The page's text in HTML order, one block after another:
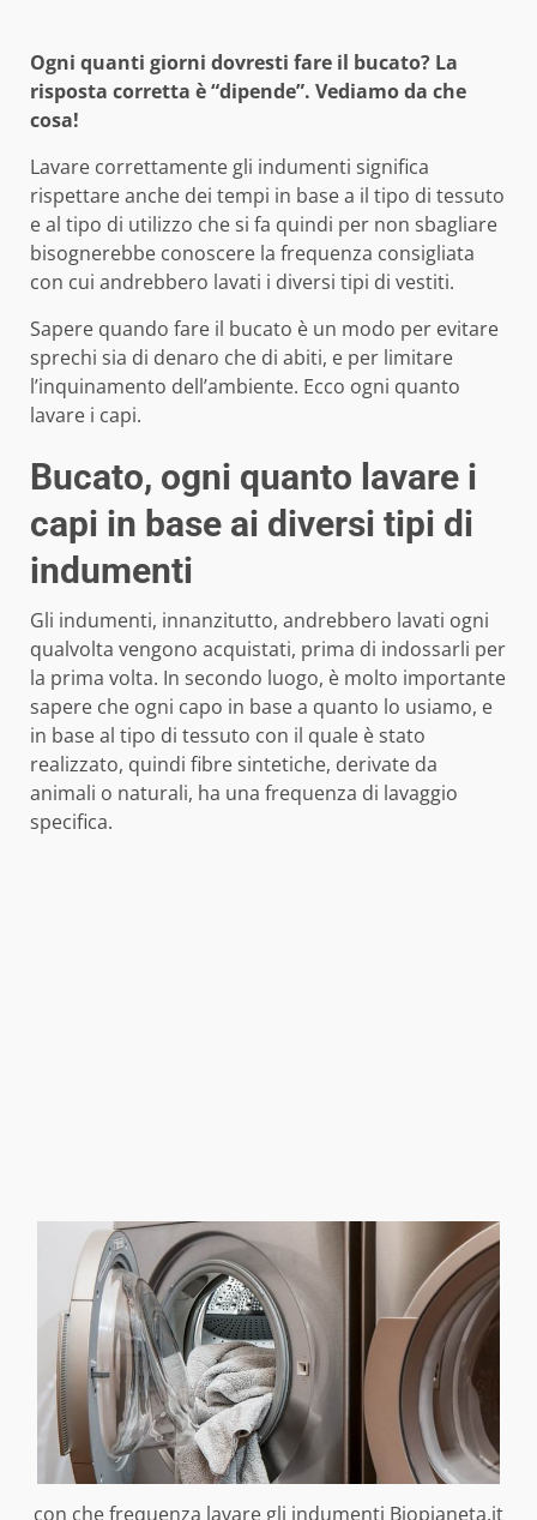
Ogni quanti giorni dovresti fare il bucato? La
risposta corretta è “dipende”. Vediamo da che
cosa!
Lavare correttamente gli indumenti significa
rispettare anche dei tempi in base a il tipo di tessuto
e al tipo di utilizzo che si fa quindi per non sbagliare
bisognerebbe conoscere la frequenza consigliata
con cui andrebbero lavati i diversi tipi di vestiti.
Sapere quando fare il bucato è un modo per evitare
sprechi sia di denaro che di abiti, e per limitare
l’inquinamento dell’ambiente. Ecco ogni quanto
lavare i capi.
Bucato, ogni quanto lavare i
capi in base ai diversi tipi di
indumenti
Gli indumenti, innanzitutto, andrebbero lavati ogni
qualvolta vengono acquistati, prima di indossarli per
la prima volta. In secondo luogo, è molto importante
sapere che ogni capo in base a quanto lo usiamo, e
in base al tipo di tessuto con il quale è stato
realizzato, quindi fibre sintetiche, derivate da
animali o naturali, ha una frequenza di lavaggio
specifica.
con che frequenza lavare gli indumenti Biopianeta.it